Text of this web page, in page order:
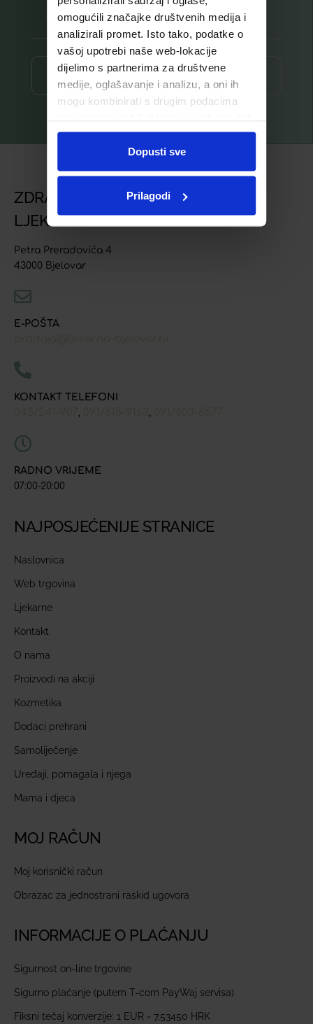
omogućili značajke društvenih medija i
analizirali promet. Isto tako, podatke o
vašoj upotrebi naše web-lokacije
dijelimo s partnerima za društvene
medije, oglašavanje i analizu, a oni ih
mogu kombinirati s drugim podacima
ste upotrebljavali njihove usluge.
Dopusti sve
Prilagodi
Prijava ⟶
ZDRAVSTVENA USTANOVA
LJEKARNA BJELOVAR
Petra Preradovića 4
43000 Bjelovar
E-POŠTA
KONTAKT TELEFONI
, ,
RADNO VRIJEME
07:00-20:00
NAJPOSJEĆENIJE STRANICE
Naslovnica
Web trgovina
Ljekarne
Kontakt
O nama
Proizvodi na akciji
Kozmetika
Dodaci prehrani
Samoliječenje
Uređaji, pomagala i njega
Mama i djeca
MOJ RAČUN
Moj korisnički račun
Obrazac za jednostrani raskid ugovora
INFORMACIJE O PLAĆANJU
Sigurnost on-line trgovine
Sigurno plaćanje (putem T-com PayWaj servisa)
Fiksni tečaj konverzije: 1 EUR = 7,53450 HRK